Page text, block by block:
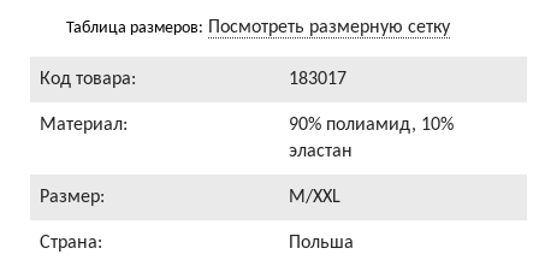
Таблица размеров: Посмотреть размерную сетку
Код товара: 183017
Материал:
90% полиамид, 10%
эластан
Размер: M/XXL
Страна: Польша